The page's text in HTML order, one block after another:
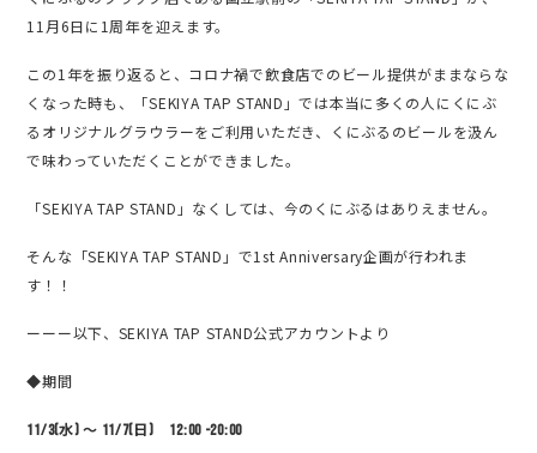
11月6日に1周年を迎えます。
この1年を振り返ると、コロナ禍で飲食店でのビール提供がままならな
くなった時も、「SEKIYA TAP STAND」では本当に多くの人にくにぶ
るオリジナルグラウラーをご利用いただき、くにぶるのビールを汲ん
で味わっていただくことができました。
「SEKIYA TAP STAND」なくしては、今のくにぶるはありえません。
そんな 「SEKIYA TAP STAND」で1st Anniversary企画が行われま
す！！
ーーー以下、 SEKIYA TAP STAND公式アカウントより
◆期間
11/3(水) ～ 11/7(日) 12:00 -20:00